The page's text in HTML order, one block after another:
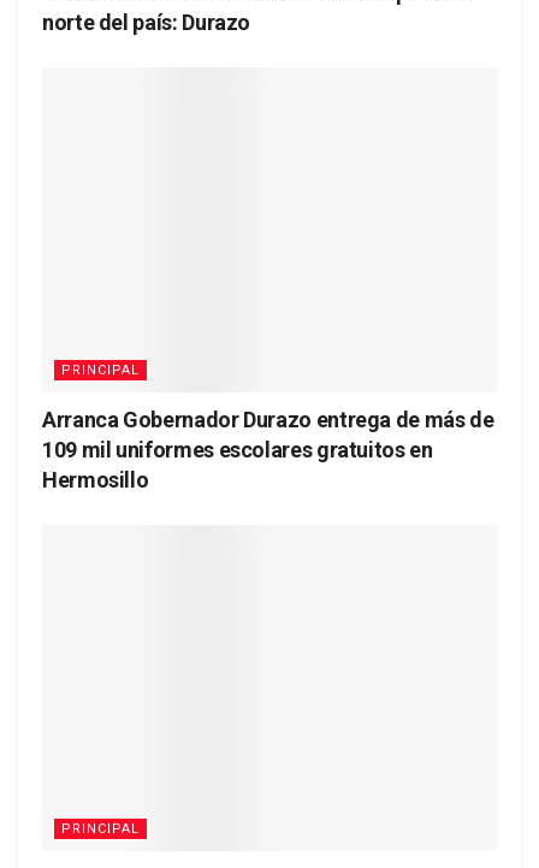
norte del país: Durazo
PRINCIPAL
Arranca Gobernador Durazo entrega de más de
109 mil uniformes escolares gratuitos en
Hermosillo
PRINCIPAL